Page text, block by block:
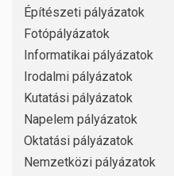
Építészeti pályázatok
Fotópályázatok
Informatikai pályázatok
Irodalmi pályázatok
Kutatási pályázatok
Napelem pályázatok
Oktatási pályázatok
Nemzetközi pályázatok